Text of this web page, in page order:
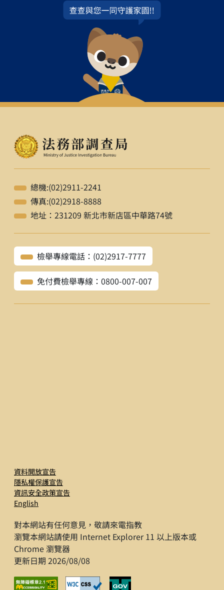
總機:(02)2911-2241
傳真:(02)2918-8888
地址：231209 新北市新店區中華路74號
檢舉專線電話：(02)2917-7777
免付費檢舉專線：0800-007-007
資料開放宣告
隱私權保護宣告
資訊安全政策宣告
English
對本網站有任何意見，敬請來電指教
瀏覽本網站請使用 Internet Explorer 11 以上版本或
Chrome 瀏覽器
更新日期 2026/08/08